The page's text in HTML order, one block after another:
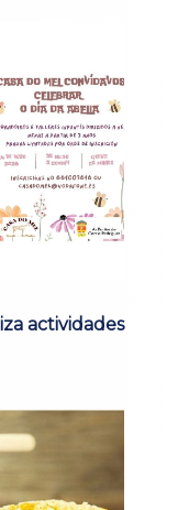
actividades